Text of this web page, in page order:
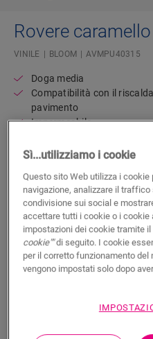
Rovere
VINILE BLOOM AVMPU40315
Doga media
Compatibilità con il
pavimento
Impermeabile
Materassino integrato
Trova un
Impaziente di vedere
ancora domande? Nessun
rivenditore vicino a te.
Sì...utilizziamo i cookie
Questo sito Web utilizza i cookie
navigazione, analizzare il
condivisione sui social e
accettare tutti i cookie o i
impostazioni dei cookie tramite il
cookie""di seguito. I cookie
per il corretto funzionamento
vengono impostati solo dopo